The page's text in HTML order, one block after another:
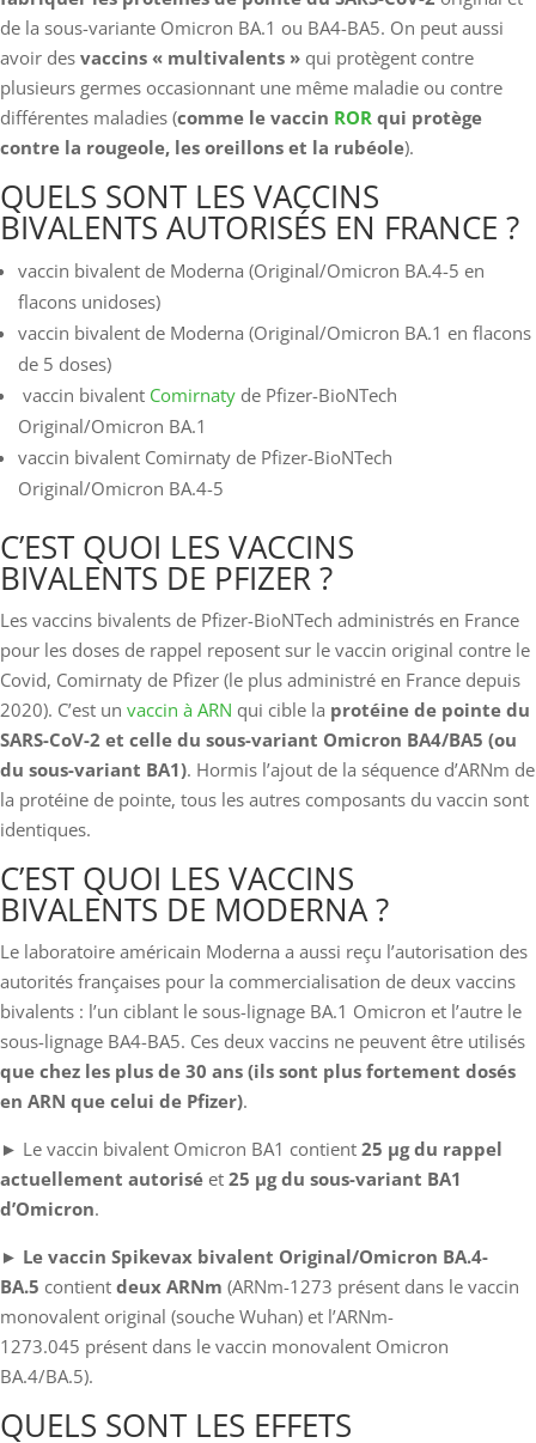
de la sous-variante Omicron BA.1 ou BA4-BA5. On peut aussi
avoir des vaccins « multivalents » qui protègent contre
plusieurs germes occasionnant une même maladie ou contre
différentes maladies (comme le vaccin ROR qui protège
contre la rougeole, les oreillons et la rubéole).
QUELS SONT LES VACCINS
BIVALENTS AUTORISÉS EN FRANCE ?
vaccin bivalent de Moderna (Original/Omicron BA.4-5 en
flacons unidoses)
vaccin bivalent de Moderna (Original/Omicron BA.1 en flacons
de 5 doses)
vaccin bivalent Comirnaty de Pfizer-BioNTech
Original/Omicron BA.1
vaccin bivalent Comirnaty de Pfizer-BioNTech
Original/Omicron BA.4-5
C’EST QUOI LES VACCINS
BIVALENTS DE PFIZER ?
Les vaccins bivalents de Pfizer-BioNTech administrés en France
pour les doses de rappel reposent sur le vaccin original contre le
Covid, Comirnaty de Pfizer (le plus administré en France depuis
2020). C’est un vaccin à ARN qui cible la protéine de pointe du
SARS-CoV-2 et celle du sous-variant Omicron BA4/BA5 (ou
du sous-variant BA1). Hormis l’ajout de la séquence d’ARNm de
la protéine de pointe, tous les autres composants du vaccin sont
identiques.
C’EST QUOI LES VACCINS
BIVALENTS DE MODERNA ?
Le laboratoire américain Moderna a aussi reçu l’autorisation des
autorités françaises pour la commercialisation de deux vaccins
bivalents : l’un ciblant le sous-lignage BA.1 Omicron et l’autre le
sous-lignage BA4-BA5. Ces deux vaccins ne peuvent être utilisés
que chez les plus de 30 ans (ils sont plus fortement dosés
en ARN que celui de Pfizer).
► Le vaccin bivalent Omicron BA1 contient 25 µg du rappel
actuellement autorisé et 25 µg du sous-variant BA1
d’Omicron.
► Le vaccin Spikevax bivalent Original/Omicron BA.4-
BA.5 contient deux ARNm (ARNm-1273 présent dans le vaccin
monovalent original (souche Wuhan) et l’ARNm-
1273.045 présent dans le vaccin monovalent Omicron
BA.4/BA.5).
QUELS SONT LES EFFETS